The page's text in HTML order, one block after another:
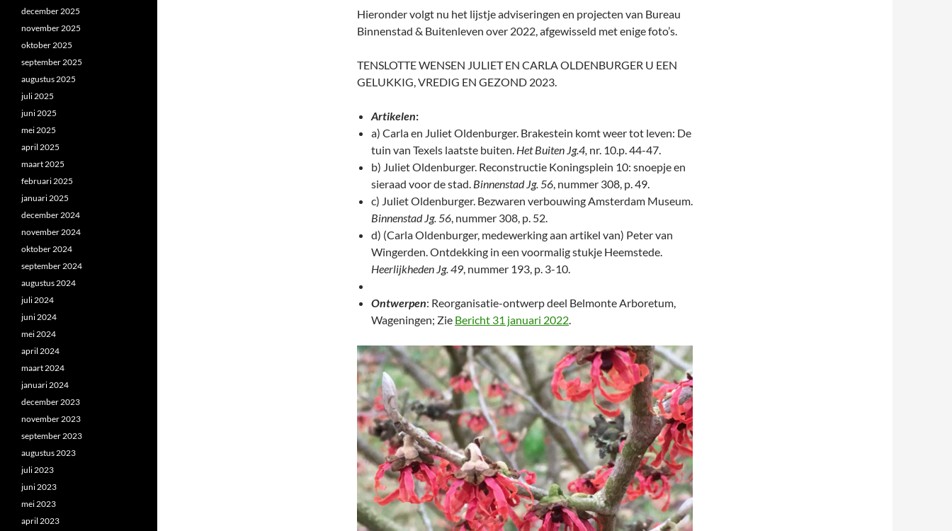
Hieronder volgt nu het lijstje adviseringen en projecten van Bureau
Binnenstad & Buitenleven over 2022, afgewisseld met enige foto’s.
TENSLOTTE WENSEN JULIET EN CARLA OLDENBURGER U EEN
GELUKKIG, VREDIG EN GEZOND 2023.
Artikelen:
a) Carla en Juliet Oldenburger. Brakestein komt weer tot leven: De
tuin van Texels laatste buiten. Het Buiten Jg.4, nr. 10.p. 44-47.
b) Juliet Oldenburger. Reconstructie Koningsplein 10: snoepje en
sieraad voor de stad. Binnenstad Jg. 56 , nummer 308, p. 49.
c) Juliet Oldenburger. Bezwaren verbouwing Amsterdam Museum.
Binnenstad Jg. 56 , nummer 308, p. 52.
d) (Carla Oldenburger, medewerking aan artikel van) Peter van
Wingerden. Ontdekking in een voormalig stukje Heemstede.
Heerlijkheden Jg. 49 , nummer 193, p. 3-10.
Ontwerpen: Reorganisatie-ontwerp deel Belmonte Arboretum,
Wageningen; Zie Bericht 31 januari 2022
december 2025
november 2025
oktober 2025
september 2025
augustus 2025
juli 2025
juni 2025
mei 2025
april 2025
maart 2025
februari 2025
januari 2025
december 2024
november 2024
oktober 2024
september 2024
augustus 2024
juli 2024
juni 2024
mei 2024
april 2024
maart 2024
januari 2024
december 2023
november 2023
september 2023
augustus 2023
juli 2023
juni 2023
mei 2023
april 2023